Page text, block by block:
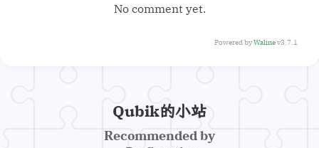
No comment yet.
Powered byWalinev3.7.1
Qubik的小站
Recommended by